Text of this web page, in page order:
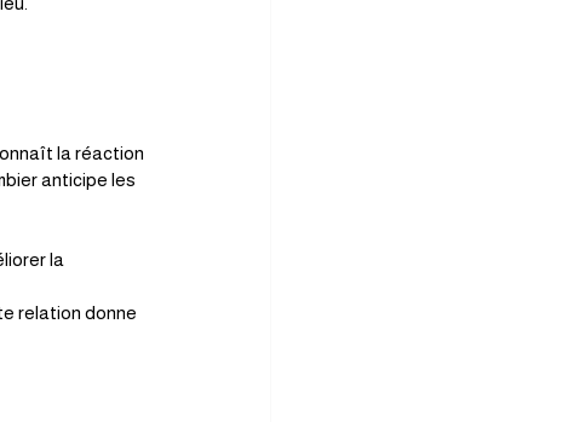
la réaction
anticipe les
la
relation donne